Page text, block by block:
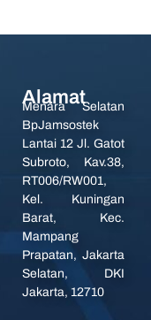
Alamat
Menara Selatan
BpJamsostek
Lantai 12 Jl. Gatot
Subroto, Kav.38,
RT006/RW001,
Kel. Kuningan
Barat, Kec.
Mampang
Prapatan, Jakarta
Selatan, DKI
Jakarta, 12710